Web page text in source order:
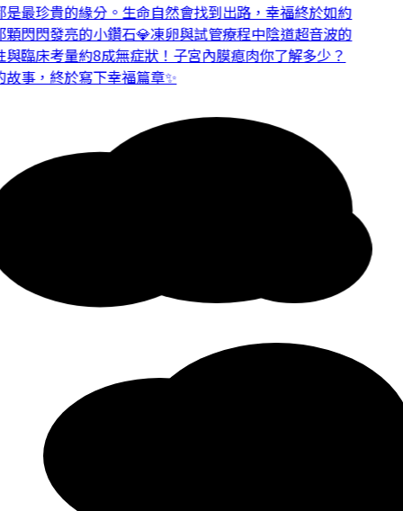
最珍貴的緣分。 生命自然會找到出路，幸福終於如約
閃閃發亮的小鑽石💎凍卵與試管療程中陰道超音波的
臨床考量約8成無症狀！子宮內膜瘜肉你了解多少？
事，終於寫下幸福篇章✨